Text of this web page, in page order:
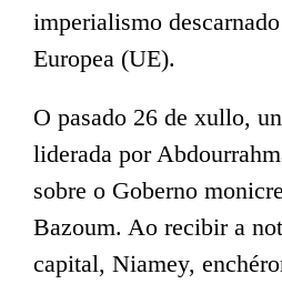
imperialismo
Europea (UE).
O pasado 26 de xullo,
liderada por
sobre o Goberno
Bazoum. Ao recibir a
capital, Niamey,